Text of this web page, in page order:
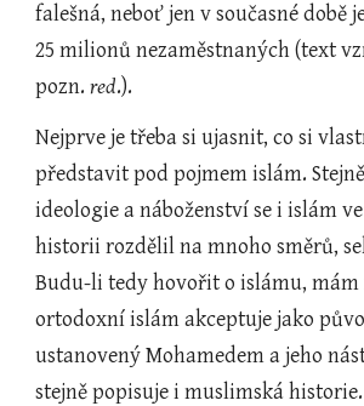
falešná, neboť jen v současné době
25 milionů nezaměstnaných (text
pozn. red.).
Nejprve je třeba si ujasnit, co si
představit pod pojmem islám.
ideologie a náboženství se i islám
historii rozdělil na mnoho směrů,
Budu-li tedy hovořit o islámu, mám
ortodoxní islám akceptuje jako
ustanovený Mohamedem a jeho
stejně popisuje i muslimská